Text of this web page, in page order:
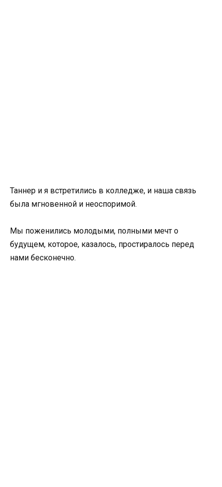
Таннер и я встретились в колледже, и наша связь
была мгновенной и неоспоримой.
Мы поженились молодыми, полными мечт о
будущем, которое, казалось, простиралось перед
нами бесконечно.